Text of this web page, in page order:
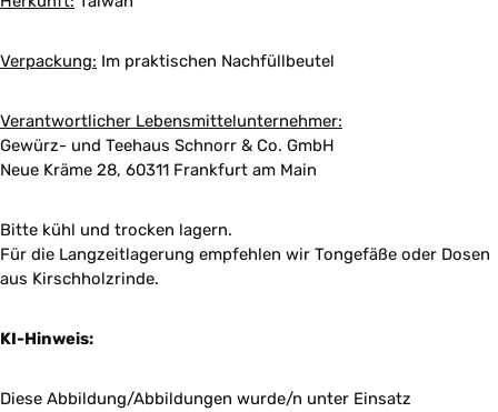
Verpackung: Im praktischen Nachfüllbeutel
Verantwortlicher Lebensmittelunternehmer:
Gewürz- und Teehaus Schnorr & Co. GmbH
Neue Kräme 28, 60311 Frankfurt am Main
Bitte kühl und trocken lagern.
Für die Langzeitlagerung empfehlen wir Tongefäße oder Dosen
aus Kirschholzrinde.
KI-Hinweis:
Diese Abbildung/Abbildungen wurde/n unter Einsatz